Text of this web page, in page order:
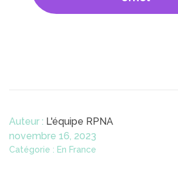
Auteur : L'équipe RPNA
novembre 16, 2023
Catégorie : En France